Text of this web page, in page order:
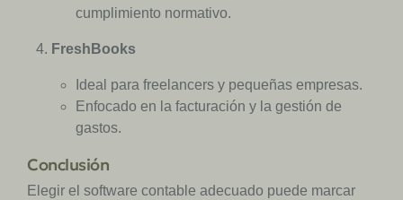
cumplimiento normativo.
FreshBooks
Ideal para freelancers y pequeñas empresas.
Enfocado en la facturación y la gestión de
gastos.
Conclusión
Elegir el software contable adecuado puede marcar